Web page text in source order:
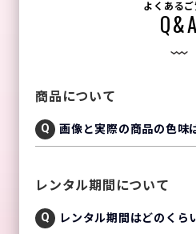
よくあるご
Q&A
商品について
画像と実際の商品の色味
レンタル期間について
レンタル期間はどのくら